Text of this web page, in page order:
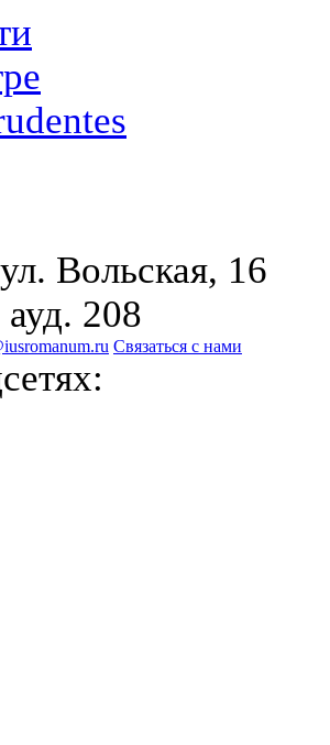
Вольская, 16
208
Связаться с нами